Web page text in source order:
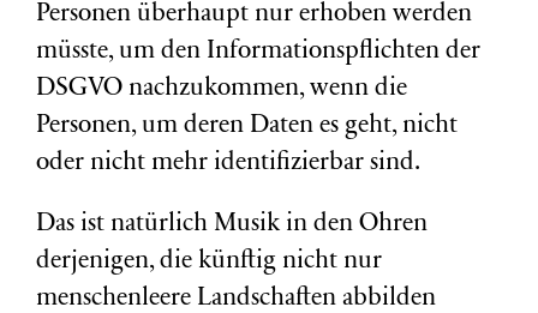
Personen überhaupt nur erhoben werden
müsste, um den Informationspflichten der
DSGVO nachzukommen, wenn die
Personen, um deren Daten es geht, nicht
oder nicht mehr identifizierbar sind.
Das ist natürlich Musik in den Ohren
derjenigen, die künftig nicht nur
menschenleere Landschaften abbilden